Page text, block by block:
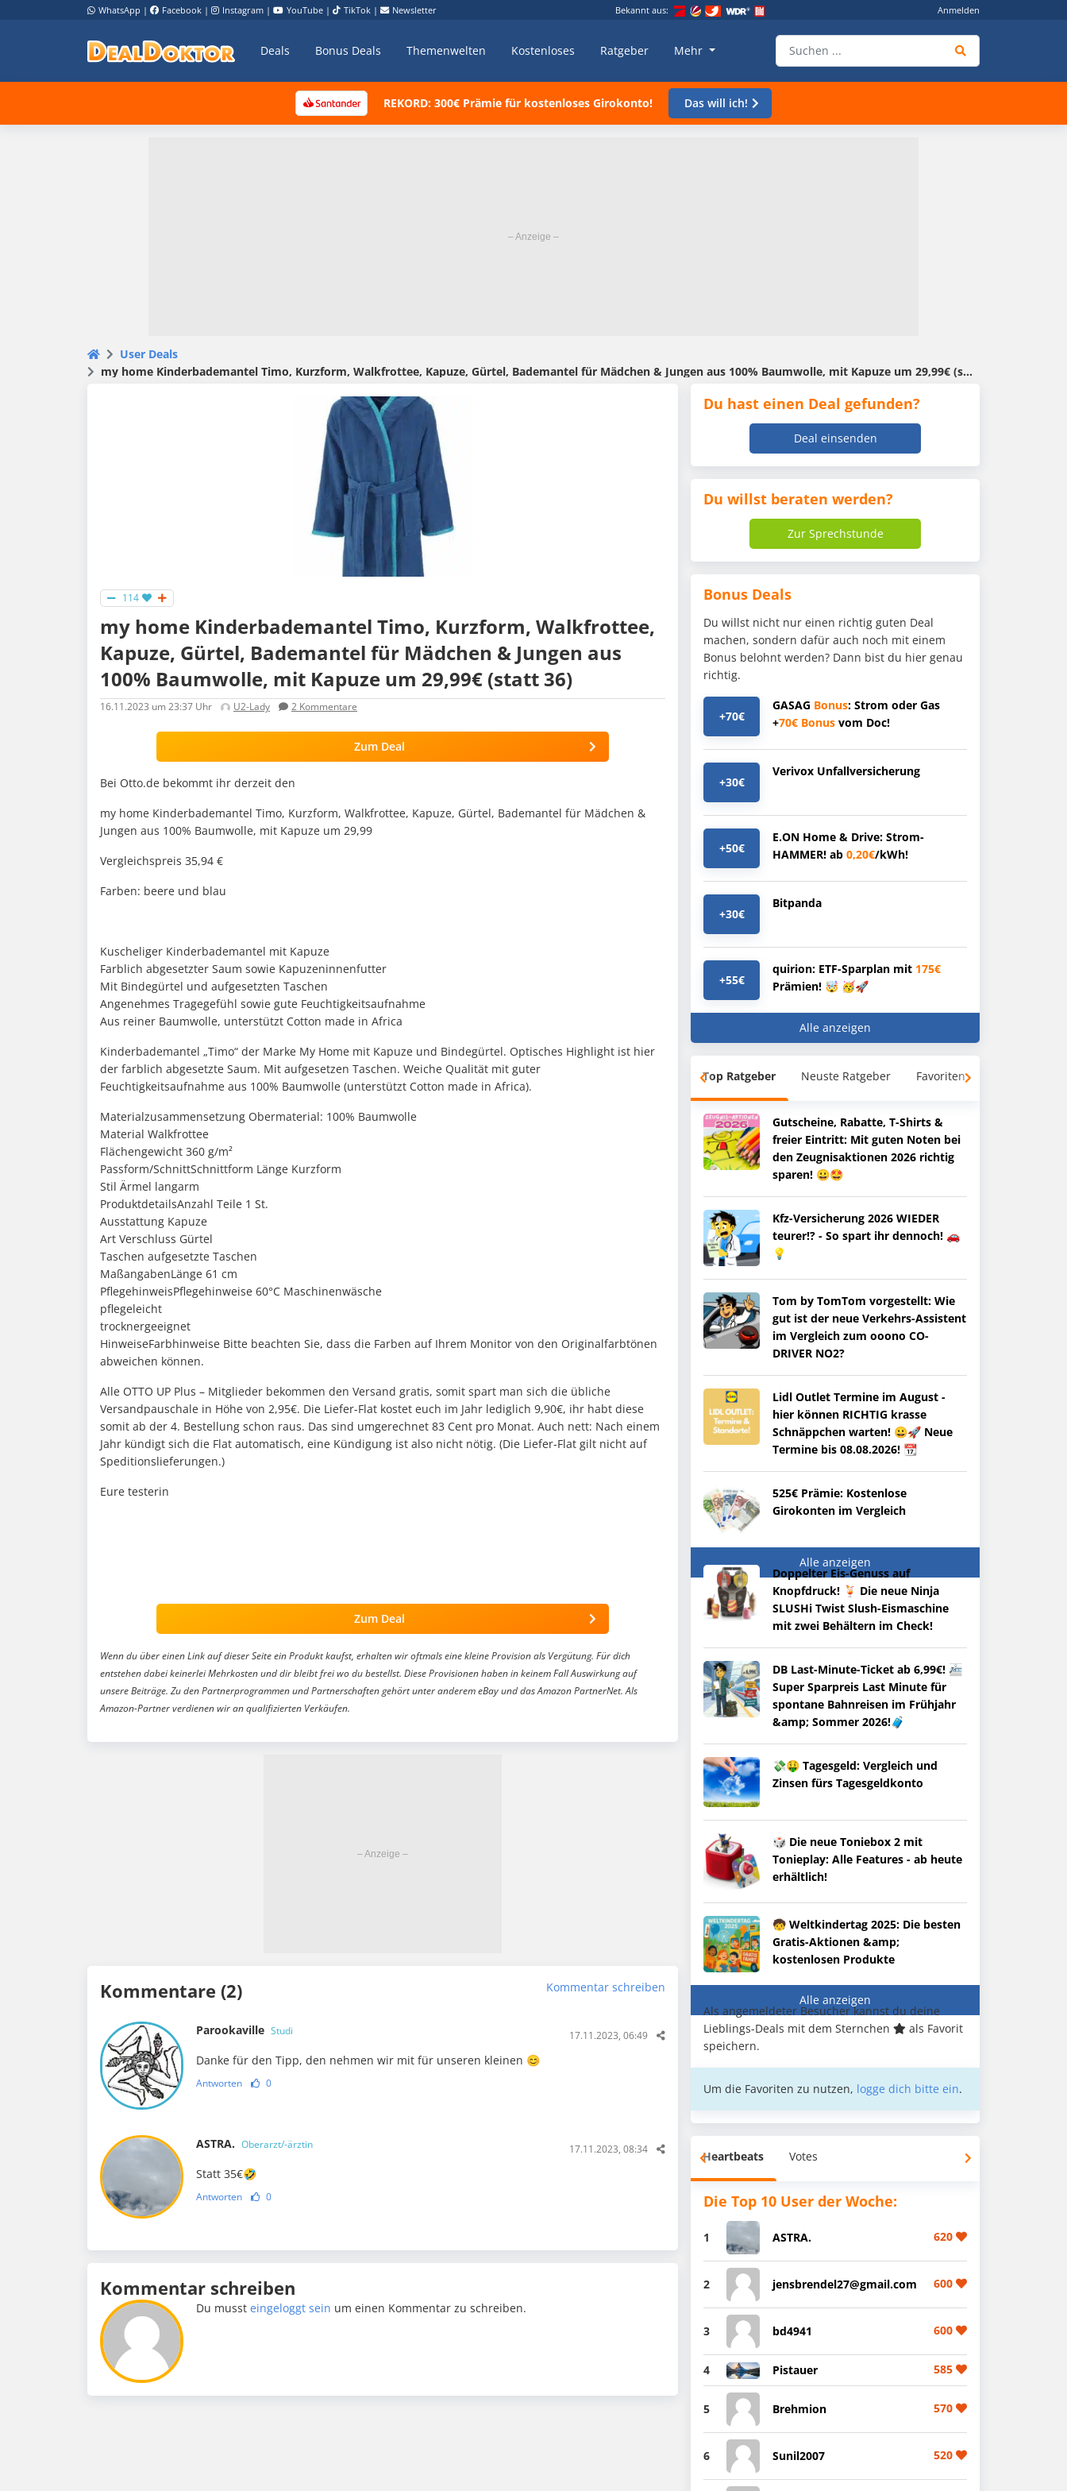
WhatsApp | Facebook | Instagram | YouTube | TikTok | Newsletter Bekannt aus: Anmelden
Deals Bonus Deals Themenwelten Kostenloses Ratgeber Mehr
REKORD: 300€ Prämie für kostenloses Girokonto! Das will ich!
User Deals
my home Kinderbademantel Timo, Kurzform, Walkfrottee, Kapuze, Gürtel, Bademantel für Mädchen & Jungen aus 100% Baumwolle, mit Kapuze um 29,99€ (statt 36)
114
my home Kinderbademantel Timo, Kurzform, Walkfrottee,
Kapuze, Gürtel, Bademantel für Mädchen & Jungen aus
100% Baumwolle, mit Kapuze um 29,99€ (statt 36)
16.11.2023 um 23:37 Uhr U2-Lady 2 Kommentare
Zum Deal
Bei Otto.de bekommt ihr derzeit den
my home Kinderbademantel Timo, Kurzform, Walkfrottee, Kapuze, Gürtel, Bademantel für Mädchen &
Jungen aus 100% Baumwolle, mit Kapuze um 29,99
Vergleichspreis 35,94 €
Farben: beere und blau
Kuscheliger Kinderbademantel mit Kapuze
Farblich abgesetzter Saum sowie Kapuzeninnenfutter
Mit Bindegürtel und aufgesetzten Taschen
Angenehmes Tragegefühl sowie gute Feuchtigkeitsaufnahme
Aus reiner Baumwolle, unterstützt Cotton made in Africa
Kinderbademantel „Timo“ der Marke My Home mit Kapuze und Bindegürtel. Optisches Highlight ist hier
der farblich abgesetzte Saum. Mit aufgesetzen Taschen. Weiche Qualität mit guter
Feuchtigkeitsaufnahme aus 100% Baumwolle (unterstützt Cotton made in Africa).
Materialzusammensetzung Obermaterial: 100% Baumwolle
Material Walkfrottee
Flächengewicht 360 g/m²
Passform/SchnittSchnittform Länge Kurzform
Stil Ärmel langarm
ProduktdetailsAnzahl Teile 1 St.
Ausstattung Kapuze
Art Verschluss Gürtel
Taschen aufgesetzte Taschen
MaßangabenLänge 61 cm
PflegehinweisPflegehinweise 60°C Maschinenwäsche
pflegeleicht
trocknergeeignet
HinweiseFarbhinweise Bitte beachten Sie, dass die Farben auf Ihrem Monitor von den Originalfarbtönen
abweichen können.
Alle OTTO UP Plus – Mitglieder bekommen den Versand gratis, somit spart man sich die übliche
Versandpauschale in Höhe von 2,95€. Die Liefer-Flat kostet euch im Jahr lediglich 9,90€, ihr habt diese
somit ab der 4. Bestellung schon raus. Das sind umgerechnet 83 Cent pro Monat. Auch nett: Nach einem
Jahr kündigt sich die Flat automatisch, eine Kündigung ist also nicht nötig. (Die Liefer-Flat gilt nicht auf
Speditionslieferungen.)
Eure testerin
Zum Deal
Wenn du über einen Link auf dieser Seite ein Produkt kaufst, erhalten wir oftmals eine kleine Provision als Vergütung. Für dich
entstehen dabei keinerlei Mehrkosten und dir bleibt frei wo du bestellst. Diese Provisionen haben in keinem Fall Auswirkung auf
unsere Beiträge. Zu den Partnerprogrammen und Partnerschaften gehört unter anderem eBay und das Amazon PartnerNet. Als
Amazon-Partner verdienen wir an qualifizierten Verkäufen.
Kommentare (2) Kommentar schreiben
Parookaville Studi 17.11.2023, 06:49
Danke für den Tipp, den nehmen wir mit für unseren kleinen 😊
Antworten 0
ASTRA. Oberarzt/-ärztin 17.11.2023, 08:34
Statt 35€🤣
Antworten 0
Kommentar schreiben
Du mussteingeloggt sein um einen Kommentar zu schreiben.
Du hast einen Deal gefunden?
Deal einsenden
Du willst beraten werden?
Zur Sprechstunde
Bonus Deals
Du willst nicht nur einen richtig guten Deal
machen, sondern dafür auch noch mit einem
Bonus belohnt werden? Dann bist du hier genau
richtig.
+70€
GASAG Bonus: Strom oder Gas
+70€ Bonus vom Doc!
+30€
Verivox Unfallversicherung
+50€
E.ON Home & Drive: Strom-
HAMMER! ab 0,20€/kWh!
+30€
Bitpanda
+55€
quirion: ETF-Sparplan mit 175€
Prämien! 🤯 🥳🚀
Alle anzeigen
Top Ratgeber Neuste Ratgeber Favoriten
Gutscheine, Rabatte, T-Shirts &
freier Eintritt: Mit guten Noten bei
den Zeugnisaktionen 2026 richtig
sparen! 😀🤩
Kfz-Versicherung 2026 WIEDER
teurer!? - So spart ihr dennoch! 🚗
💡
Tom by TomTom vorgestellt: Wie
gut ist der neue Verkehrs-Assistent
im Vergleich zum ooono CO-
DRIVER NO2?
Lidl Outlet Termine im August -
hier können RICHTIG krasse
Schnäppchen warten! 😀🚀 Neue
Termine bis 08.08.2026! 📆
525€ Prämie: Kostenlose
Girokonten im Vergleich
Alle anzeigen
Doppelter Eis-Genuss auf
Knopfdruck! 🍹 Die neue Ninja
SLUSHi Twist Slush-Eismaschine
mit zwei Behältern im Check!
DB Last-Minute-Ticket ab 6,99€! 🚈
Super Sparpreis Last Minute für
spontane Bahnreisen im Frühjahr
&amp; Sommer 2026!🧳
💸🤑 Tagesgeld: Vergleich und
Zinsen fürs Tagesgeldkonto
🎲 Die neue Toniebox 2 mit
Tonieplay: Alle Features - ab heute
erhältlich!
🧒 Weltkindertag 2025: Die besten
Gratis-Aktionen &amp;
kostenlosen Produkte
Alle anzeigen
Als angemeldeter Besucher kannst du deine
Lieblings-Deals mit dem Sternchen
als Favorit
speichern.
Um die Favoriten zu nutzen, logge dich bitte ein.
Heartbeats Votes
Die Top 10 User der Woche:
1 ASTRA. 620
2 jensbrendel27@gmail.com 600
3 bd4941 600
4 Pistauer 585
5 Brehmion 570
6 Sunil2007 520